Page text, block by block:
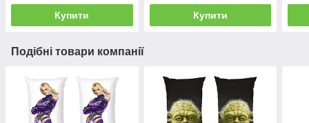
Купити Купити
Подібні товари компанії